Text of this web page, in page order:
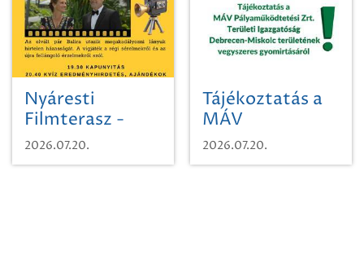
Nyáresti
Filmterasz -
Beugró a
Paradicsomba
2026.07.20.
Tájékoztatás a
MÁV
Pályaműködtetési
Zrt. Területi
2026.07.20.